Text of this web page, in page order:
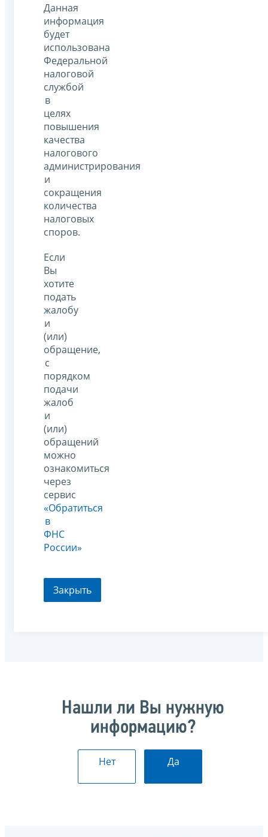
Данная
информация
будет
использована
Федеральной
налоговой
службой
в
целях
повышения
качества
налогового
администрирования
и
сокращения
количества
налоговых
споров.
Если
Вы
хотите
подать
жалобу
и
(или)
обращение,
с
порядком
подачи
жалоб
и
(или)
обращений
можно
ознакомиться
через
сервис
«Обратиться
в
ФНС
России»
Закрыть
Нашли ли Вы нужную
информацию?
Нет Да